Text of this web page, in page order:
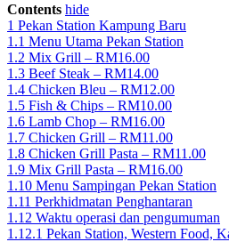
Contents hide
1 Pekan Station Kampung Baru
1.1 Menu Utama Pekan Station
1.2 Mix Grill – RM16.00
1.3 Beef Steak – RM14.00
1.4 Chicken Bleu – RM12.00
1.5 Fish & Chips – RM10.00
1.6 Lamb Chop – RM16.00
1.7 Chicken Grill – RM11.00
1.8 Chicken Grill Pasta – RM11.00
1.9 Mix Grill Pasta – RM16.00
1.10 Menu Sampingan Pekan Station
1.11 Perkhidmatan Penghantaran
1.12 Waktu operasi dan pengumuman
1.12.1 Pekan Station, Western Food,